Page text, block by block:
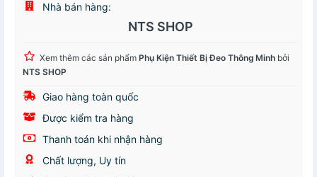
Nhà bán hàng:
NTS SHOP
Xem thêm các sản phẩm Phụ Kiện Thiết Bị Đeo Thông Minh bởi
NTS SHOP
Giao hàng toàn quốc
Được kiểm tra hàng
Thanh toán khi nhận hàng
Chất lượng, Uy tín